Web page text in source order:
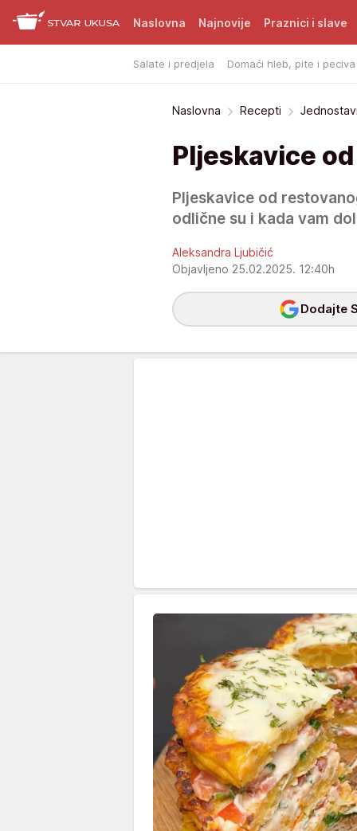
Naslovna Najnovije Praznici i slave
Salate i predjela Domaći hleb, pite i peciva
Naslovna Recepti
Pljeskavice
Pljeskavice od
odlične su i kada vam
Aleksandra Ljubičić
Objavljeno 25.02.2025. 12:40h
Dodajte